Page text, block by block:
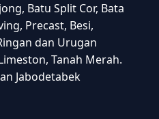
Batu Split Cor, Bata
Precast, Besi,
dan Urugan
Tanah Merah.
Jabodetabek